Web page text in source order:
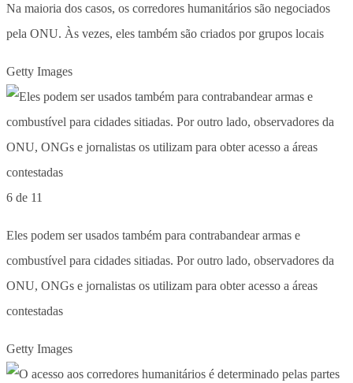
Na maioria dos casos, os corredores humanitários são negociados
pela ONU. Às vezes, eles também são criados por grupos locais
Getty Images
6 de 11
Eles podem ser usados também ​​para contrabandear armas e
combustível para cidades sitiadas. Por outro lado, observadores da
ONU, ONGs e jornalistas os utilizam para obter acesso a áreas
contestadas
Getty Images